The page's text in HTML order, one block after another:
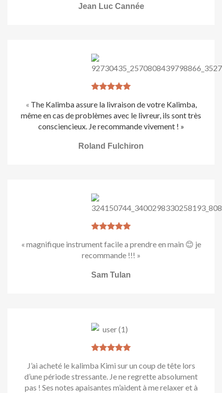
Jean Luc Cannée
« The Kalimba assure la livraison de votre Kalimba,
même en cas de problèmes avec le livreur, ils sont très
consciencieux. Je recommande vivement ! »
Roland Fulchiron
« magnifique instrument facile a prendre en main 😊 je
recommande !!! »
Sam Tulan
J’ai acheté le kalimba Kimi sur un coup de tête lors
d’une période stressante. Je ne regrette absolument
pas ! Ses notes apaisantes m’aident à me relaxer et à